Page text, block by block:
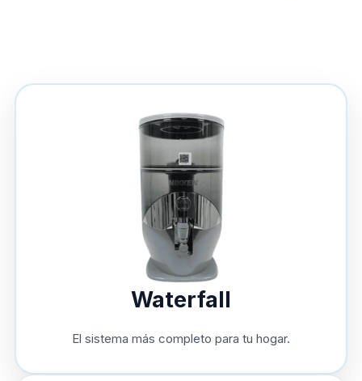
Waterfall
El sistema más completo para tu hogar.